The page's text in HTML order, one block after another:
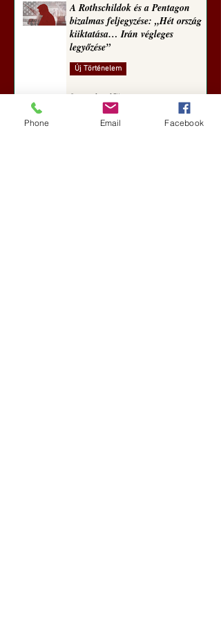
A Rothschildok és a Pentagon
bizalmas feljegyzése: „Hét ország
kiiktatása… Irán végleges
legyőzése”
Új Történelem
6 nappal ezelőtt
Geostratégiai dosszié: a háború,
Phone Email Facebook